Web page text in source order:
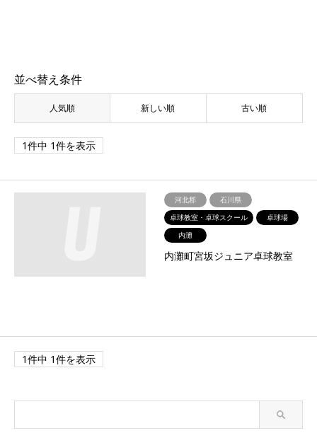
並べ替え条件
人気順 新しい順 古い順
1件中 1件を表示
河北郡
石川県
卓球教室・卓球スクール
卓球場
内灘
内灘町宮坂ジュニア卓球教室
1件中 1件を表示